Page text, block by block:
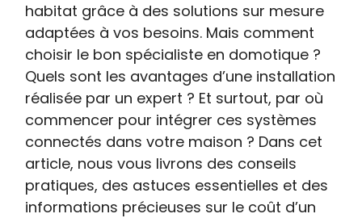
habitat grâce à des solutions sur mesure
adaptées à vos besoins. Mais comment
choisir le bon spécialiste en domotique ?
Quels sont les avantages d’une installation
réalisée par un expert ? Et surtout, par où
commencer pour intégrer ces systèmes
connectés dans votre maison ? Dans cet
article, nous vous livrons des conseils
pratiques, des astuces essentielles et des
informations précieuses sur le coût d’un